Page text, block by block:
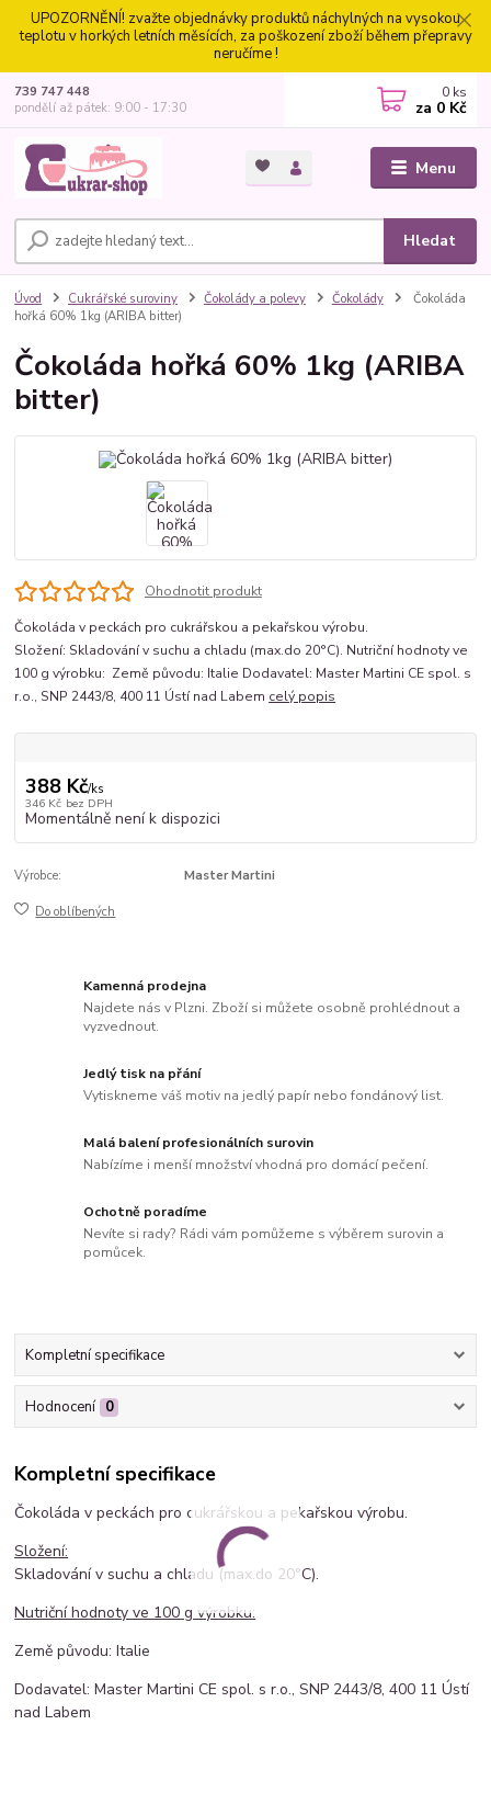
UPOZORNĚNÍ! zvažte objednávky produktů náchylných na vysokou
teplotu v horkých letních měsících, za poškození zboží během přepravy
neručíme !
Menu
Hledat
739 747 448
pondělí až pátek: 9:00 - 17:30
0 ks
za 0 Kč
Úvod Cukrářské suroviny Čokolády a polevy Čokolády
Čokoláda
hořká 60% 1kg (ARIBA bitter)
Čokoláda hořká 60% 1kg (ARIBA
bitter)
Ohodnotit produkt
Čokoláda v peckách pro cukrářskou a pekařskou výrobu.
Složení: Skladování v suchu a chladu (max.do 20°C). Nutriční hodnoty ve
100 g výrobku: Země původu: Italie Dodavatel: Master Martini CE spol. s
r.o., SNP 2443/8, 400 11 Ústí nad Labem celý popis
388 Kč/ks
346 Kč bez DPH
Momentálně není k dispozici
Výrobce: Master Martini
Do oblíbených
Kamenná prodejna
Najdete nás v Plzni. Zboží si můžete osobně prohlédnout a
vyzvednout.
Jedlý tisk na přání
Vytiskneme váš motiv na jedlý papír nebo fondánový list.
Malá balení profesionálních surovin
Nabízíme i menší množství vhodná pro domácí pečení.
Ochotně poradíme
Nevíte si rady? Rádi vám pomůžeme s výběrem surovin a
pomůcek.
Kompletní specifikace
Hodnocení 0
Kompletní specifikace
Čokoláda v peckách pro cukrářskou a pekařskou výrobu.
Složení:
Skladování v suchu a chladu (max.do 20°C).
Nutriční hodnoty ve 100 g výrobku:
Země původu: Italie
Dodavatel: Master Martini CE spol. s r.o.,SNP 2443/8, 400 11 Ústí
nad Labem